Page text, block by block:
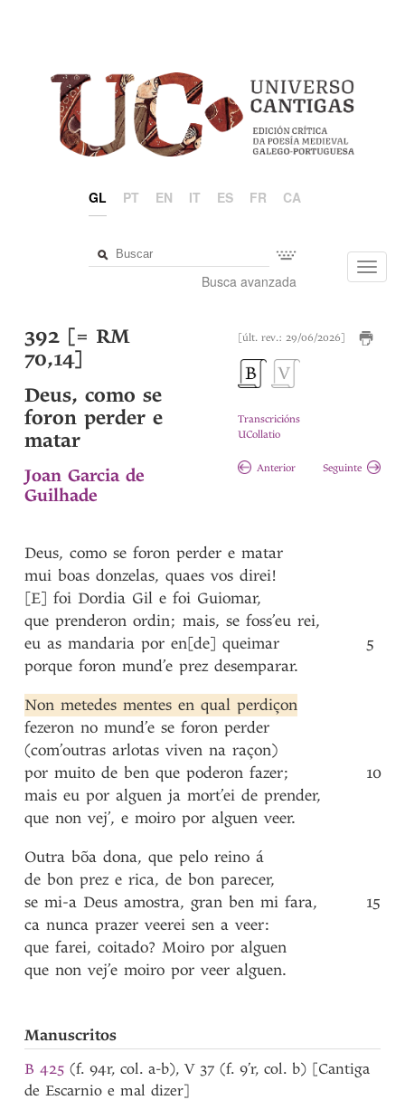
GL PT EN IT ES FR CA
Busca avanzada
[últ. rev.: 29/06/2026]
Transcricións
UCollatio
Anterior Seguinte
392 [= RM
70,14]
Deus, como se
foron perder e
matar
Joan Garcia de
Guilhade
Deus, como se foron perder e matar
mui boas donzelas, quaes vos direi!
[E] foi Dordia Gil e foi Guiomar,
que prenderon ordin; mais, se foss’eu rei,
eu as mandaria por en[de] queimar
porque foron mund’e prez desemparar.
Non metedes mentes en qual perdiçon
fezeron no mund’e se foron perder
(com’outras arlotas viven na raçon)
por muito de ben que poderon fazer;
mais eu por alguen ja mort’ei de prender,
que non vej’, e moiro por alguen veer.
Outra bõa dona, que pelo reino á
de bon prez e rica, de bon parecer,
se mi-a Deus amostra, gran ben mi fara,
ca nunca prazer veerei sen a veer:
que farei, coitado? Moiro por alguen
que non vej’e moiro por veer alguen.
5
10
15
Manuscritos
B 425 (f. 94r, col. a-b), V 37 (f. 9’r, col. b) [Cantiga
de Escarnio e mal dizer]